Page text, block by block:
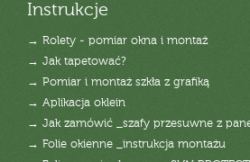
Instrukcje
→ Rolety - pomiar okna i montaż
→ Jak tapetować?
→ Pomiar i montaż szkła z grafiką
→ Aplikacja oklein
→ Jak zamówić _szafy przesuwne z
→ Folie okienne _instrukcja montażu